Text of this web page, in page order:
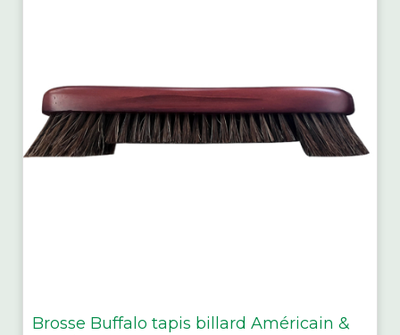
Brosse Buffalo tapis billard Américain &